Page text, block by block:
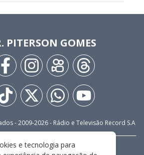
PITERSON GOMES
- 2009-2026- Rádio e Televisão Record S.A
FALE CONOSCO PRIVACIDADE
e tecnologia para